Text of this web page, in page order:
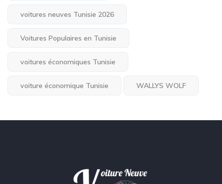
voitures neuves Tunisie 2026
Voitures Populaires en Tunisie
voitures économiques Tunisie
voiture économique Tunisie WALLYS WOLF